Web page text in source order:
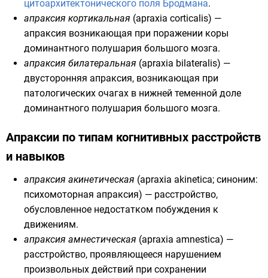
цитоархитектонического поля Бродмана.
апраксия кортикальная (apraxia corticalis) —
апраксия возникающая при поражении коры
доминантного полушария большого мозга.
апраксия билатеральная (apraxia bilateralis) —
двусторонняя апраксия, возникающая при
патологических очагах в нижней теменной доле
доминантного полушария большого мозга.
Апраксии по типам когнитивных расстройств
и навыков
апраксия акинетическая (apraxia akinetica; синоним:
психомоторная апраксия) — расстройство,
обусловленное недостатком побуждения к
движениям.
апраксия амнестическая (apraxia amnestica) —
расстройство, проявляющееся нарушением
произвольных действий при сохранении